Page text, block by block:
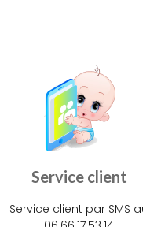
Service client
Service client par SMS